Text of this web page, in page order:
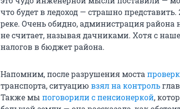
что будет в ледоход — страшно
реке. Очень обидно, администрация района
не считает, называя дачниками. Хотя с
налогов в бюджет района.
Напомним, после разрушения моста
транспорта, ситуацию взял на контроль
Также мы поговорили с пенсионеркой,